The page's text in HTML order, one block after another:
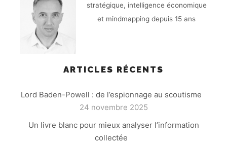
stratégique, intelligence économique
et mindmapping depuis 15 ans
ARTICLES RÉCENTS
Lord Baden-Powell : de l’espionnage au scoutisme
24 novembre 2025
Un livre blanc pour mieux analyser l’information
collectée